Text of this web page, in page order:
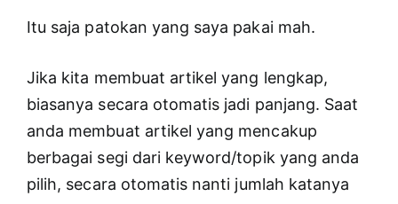
Itu saja patokan yang saya pakai mah.
Jika kita membuat artikel yang lengkap,
biasanya secara otomatis jadi panjang. Saat
anda membuat artikel yang mencakup
berbagai segi dari keyword/topik yang anda
pilih, secara otomatis nanti jumlah katanya